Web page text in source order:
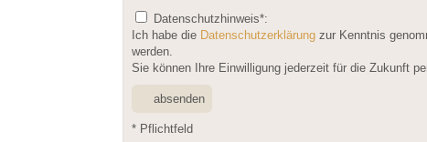
Datenschutzhinweis*:
Ich habe die Datenschutzerklärung zur Kenntnis
werden.
Sie können Ihre Einwilligung jederzeit für die Zukunft
* Pflichtfeld